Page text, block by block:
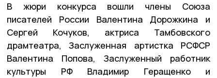
В жюри конкурса вошли члены Союза
писателей России Валентина Дорожкина и
Сергей Кочуков, актриса Тамбовского
драмтеатра, Заслуженная артистка РСФСР
Валентина Попова, Заслуженный работник
культуры РФ Владимир Геращенко и